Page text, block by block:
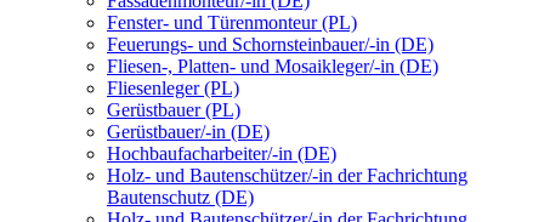
Fenster- und Türenmonteur (PL)
Feuerungs- und Schornsteinbauer/-in (DE)
Fliesen-, Platten- und Mosaikleger/-in (DE)
Fliesenleger (PL)
Gerüstbauer (PL)
Gerüstbauer/-in (DE)
Hochbaufacharbeiter/-in (DE)
Holz- und Bautenschützer/-in der Fachrichtung
Bautenschutz (DE)